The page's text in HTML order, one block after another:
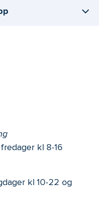
kl 8-16
kl 10-22 og